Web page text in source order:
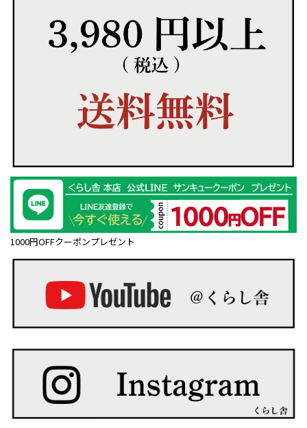
1000円OFFクーポンプレゼント